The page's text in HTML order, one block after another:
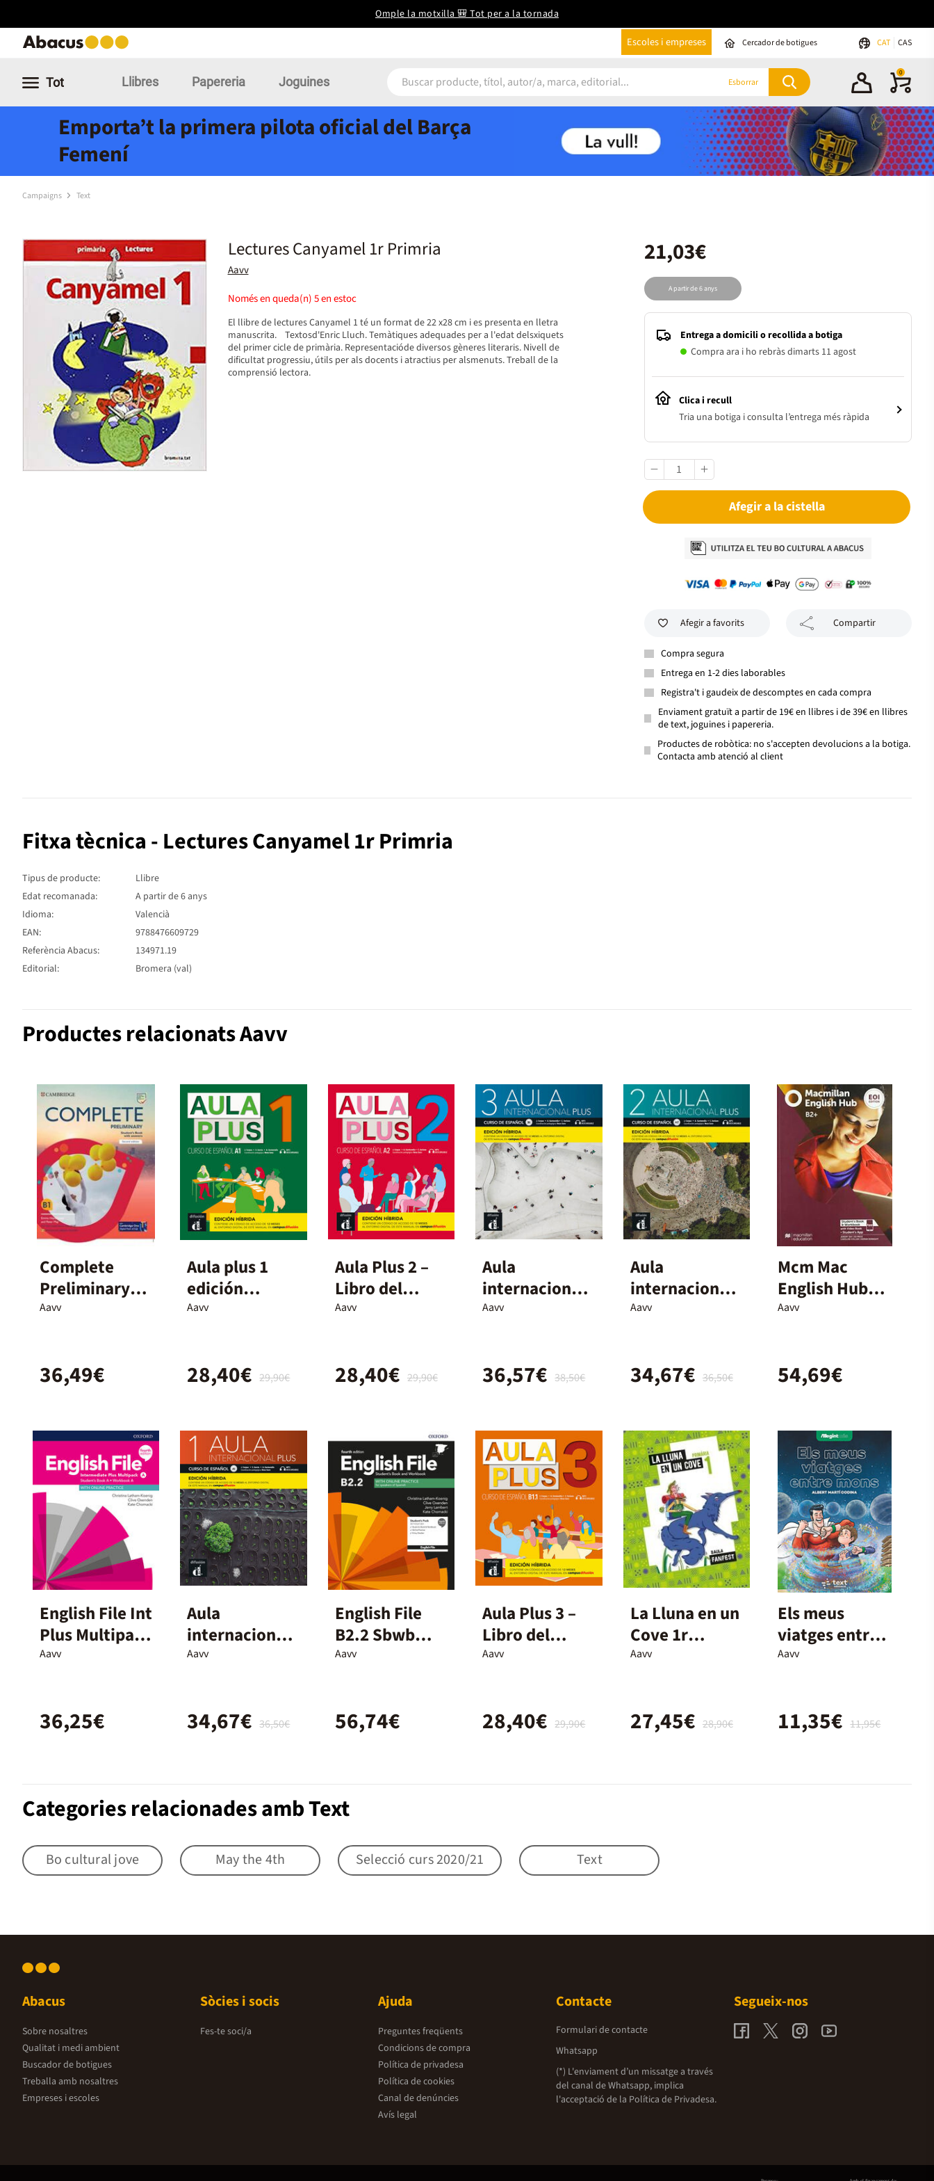
Omple la motxilla 🎒 Tot per a la tornada
Escoles i empreses Cercador de botigues CAT CAS
Tot Llibres Papereria Joguines Esborrar
0
Emporta’t la primera pilota oficial del Barça
Femení
Campaigns Text
Lectures Canyamel 1r Primria
Aavv
Només en queda(n)5en estoc
El llibre de lectures Canyamel 1 té un format de 22 x28 cm i es presenta en lletra
manuscrita. Textosd'Enric Lluch. Temàtiques adequades per a l'edat delsxiquets
del primer cicle de primària. Representacióde diversos gèneres literaris. Nivell de
dificultat progressiu, útils per als docents i atractius per alsmenuts. Treball de la
comprensió lectora.
21,03€
A partir de 6 anys
Entrega a domicili o recollida a botiga
Compra ara i ho rebràs dimarts 11 agost
Clica i recull
Tria una botiga i consulta l’entrega més ràpida
Afegir a la cistella
Afegir a favorits Compartir
Compra segura
Entrega en 1-2 dies laborables
Registra't i gaudeix de descomptes en cada compra
Enviament gratuït a partir de 19€ en llibres i de 39€ en llibres
de text, joguines i papereria.
Productes de robòtica: no s'accepten devolucions a la botiga.
Contacta amb atenció al client
Fitxa tècnica - Lectures Canyamel 1r Primria
Tipus de producte:
Llibre
Edat recomanada:
A partir de 6 anys
Idioma:
Valencià
EAN:
9788476609729
Referència Abacus:
134971.19
Editorial:
Bromera (val)
Productes relacionats Aavv
Complete
Preliminary2E
denglish For
Student'S
Aavv
36,49€
Aula plus 1
edición
híbrida
Aavv
29,90€
28,40€
Aula Plus 2 –
Libro del
alumno
Aavv
29,90€
28,40€
Aula
internacional
plus 3. Edición
Aavv
38,50€
36,57€
Aula
internacional
plus 2. Edición
Aavv
36,50€
34,67€
Mcm Mac
English Hub
Eoi
978138005874
Aavv
54,69€
English File Int
Plus Multipack
a 4Ed
Aavv
36,25€
Aula
internacional
plus 1. Edición
Aavv
36,50€
34,67€
English File
B2.2 Sbwb
W/O Key 4Ed
Aavv
56,74€
Aula Plus 3 –
Libro del
alumno
Aavv
29,90€
28,40€
La Lluna en un
Cove 1r
Primària
Aavv
28,90€
27,45€
Els meus
viatges entre
mons
Aavv
11,95€
11,35€
Categories relacionades amb Text
Bo cultural jove May the 4th Selecció curs 2020/21 Text
Abacus
Sobre nosaltres
Qualitat i medi ambient
Buscador de botigues
Treballa amb nosaltres
Empreses i escoles
Sòcies i socis
Fes-te soci/a
Ajuda
Preguntes freqüents
Condicions de compra
Política de privadesa
Política de cookies
Canal de denúncies
Avís legal
Contacte
Formulari de contacte
Whatsapp
(*) L'enviament d’un missatge a través
del canal de Whatsapp, implica
l'acceptació de la Política de Privadesa.
Segueix-nos